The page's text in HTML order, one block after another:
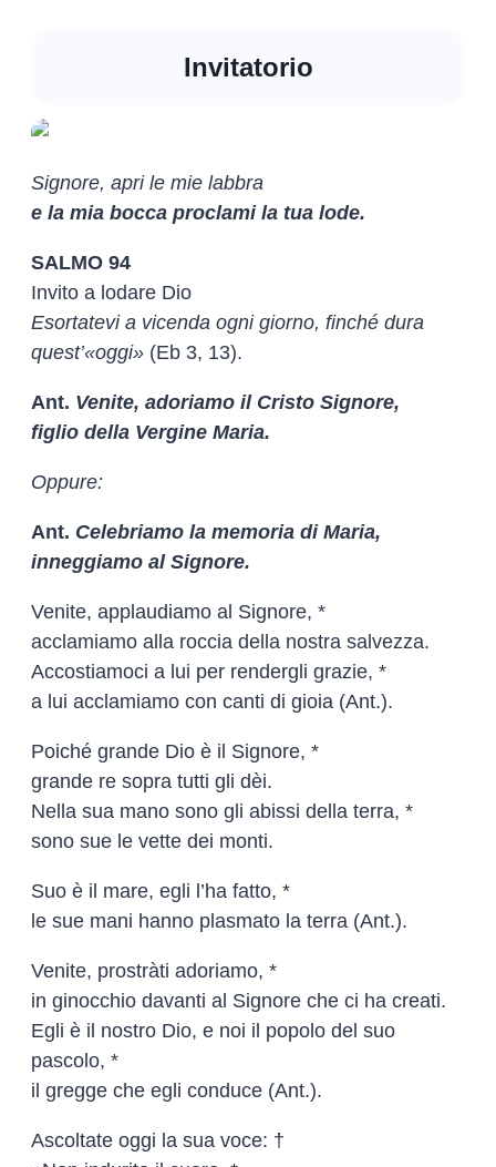
Invitatorio
Signore, apri le mie labbra
e la mia bocca proclami la tua lode.
SALMO 94
Invito a lodare Dio
Esortatevi a vicenda ogni giorno, finché dura
quest’«oggi» (Eb 3, 13).
Ant. Venite, adoriamo il Cristo Signore,
figlio della Vergine Maria.
Oppure:
Ant. Celebriamo la memoria di Maria,
inneggiamo al Signore.
Venite, applaudiamo al Signore, *
acclamiamo alla roccia della nostra salvezza.
Accostiamoci a lui per rendergli grazie, *
a lui acclamiamo con canti di gioia (Ant.).
Poiché grande Dio è il Signore, *
grande re sopra tutti gli dèi.
Nella sua mano sono gli abissi della terra, *
sono sue le vette dei monti.
Suo è il mare, egli l’ha fatto, *
le sue mani hanno plasmato la terra (Ant.).
Venite, prostràti adoriamo, *
in ginocchio davanti al Signore che ci ha creati.
Egli è il nostro Dio, e noi il popolo del suo
pascolo, *
il gregge che egli conduce (Ant.).
Ascoltate oggi la sua voce: †